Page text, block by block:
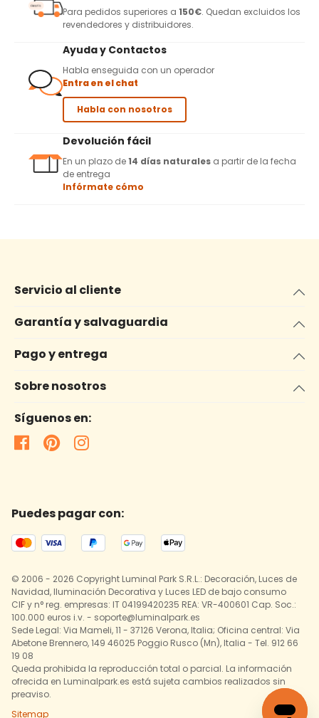
Para pedidos superiores a 150€. Quedan excluidos los
revendedores y distribuidores.
Ayuda y Contactos
Habla enseguida con un operador
Entra en el chat
Habla con nosotros
Devolución fácil
En un plazo de14 días naturales a partir de la fecha
de entrega
Infórmate cómo
Servicio al cliente
Garantía y salvaguardia
Pago y entrega
Sobre nosotros
Síguenos en:
Puedes pagar con:
© 2006 - 2026 Copyright Luminal Park S.R.L.: Decoración, Luces de
Navidad, Iluminación Decorativa y Luces LED de bajo consumo
CIF y n° reg. empresas: IT 04199420235 REA: VR-400601 Cap. Soc.:
100.000 euros i.v. - soporte@luminalpark.es
Sede Legal: Via Mameli, 11 - 37126 Verona, Italia; Oficina central: Via
Abetone Brennero, 149 46025 Poggio Rusco (Mn), Italia - Tel. 912 66
19 08
Queda prohibida la reproducción total o parcial. La información
ofrecida en Luminalpark.es está sujeta cambios realizados sin
preaviso.
Sitemap